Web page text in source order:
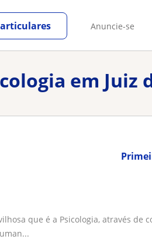
Anuncie-se
em Juiz
que é a Psicologia, através de